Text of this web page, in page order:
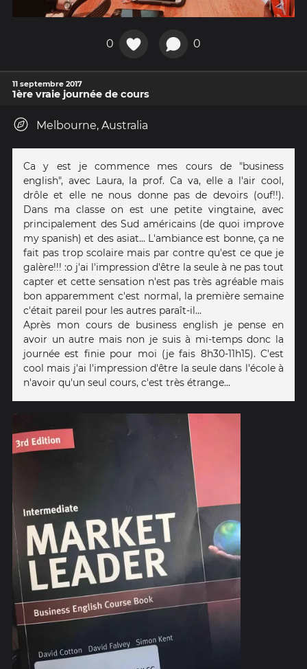
0 0
11 septembre 2017
1ère vraie journée de cours
Melbourne, Australia
Ca y est je commence mes cours de "business
english", avec Laura, la prof. Ca va, elle a l'air cool,
drôle et elle ne nous donne pas de devoirs (ouf!!).
Dans ma classe on est une petite vingtaine, avec
principalement des Sud américains (de quoi improve
my spanish) et des asiat... L'ambiance est bonne, ça ne
fait pas trop scolaire mais par contre qu'est ce que je
galère!!! :o j'ai l'impression d'être la seule à ne pas tout
capter et cette sensation n'est pas très agréable mais
bon apparemment c'est normal, la première semaine
c'était pareil pour les autres paraît-il...
Après mon cours de business english je pense en
avoir un autre mais non je suis à mi-temps donc la
journée est finie pour moi (je fais 8h30-11h15). C'est
cool mais j'ai l'impression d'être la seule dans l'école à
n'avoir qu'un seul cours, c'est très étrange...